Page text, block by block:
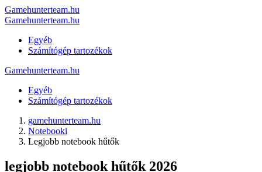
Gamehunterteam.hu
Gamehunterteam.hu
Egyéb
Számítógép tartozékok
Gamehunterteam.hu
Egyéb
Számítógép tartozékok
gamehunterteam.hu
Notebooki
Legjobb notebook hűtők
legjobb notebook hűtők 2026